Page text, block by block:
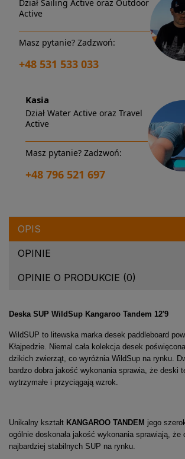
Dział Sailing Active oraz Outdoor
Active
Masz pytanie? Zadzwoń:
+48 531 533 033
Kasia
Dział Water Active oraz Travel
Active
Masz pytanie? Zadzwoń:
+48 796 521 697
OPIS
OPINIE
OPINIE O PRODUKCIE (0)
Deska SUP WildSup Kangaroo Tandem 12'9
WildSUP to litewska marka desek paddleboard
Kłajpedzie. Niemal cała kolekcja desek
dzikich zwierząt, co wyróżnia WildSup na rynku.
bardzo dobra jakość wykonania sprawia, że deski
wytrzymałe i przyciągają wzrok.
Unikalny kształt KANGAROO TANDEM jego
ogólnie doskonała jakość wykonania sprawiają,
najbardziej stabilnych SUP na rynku.